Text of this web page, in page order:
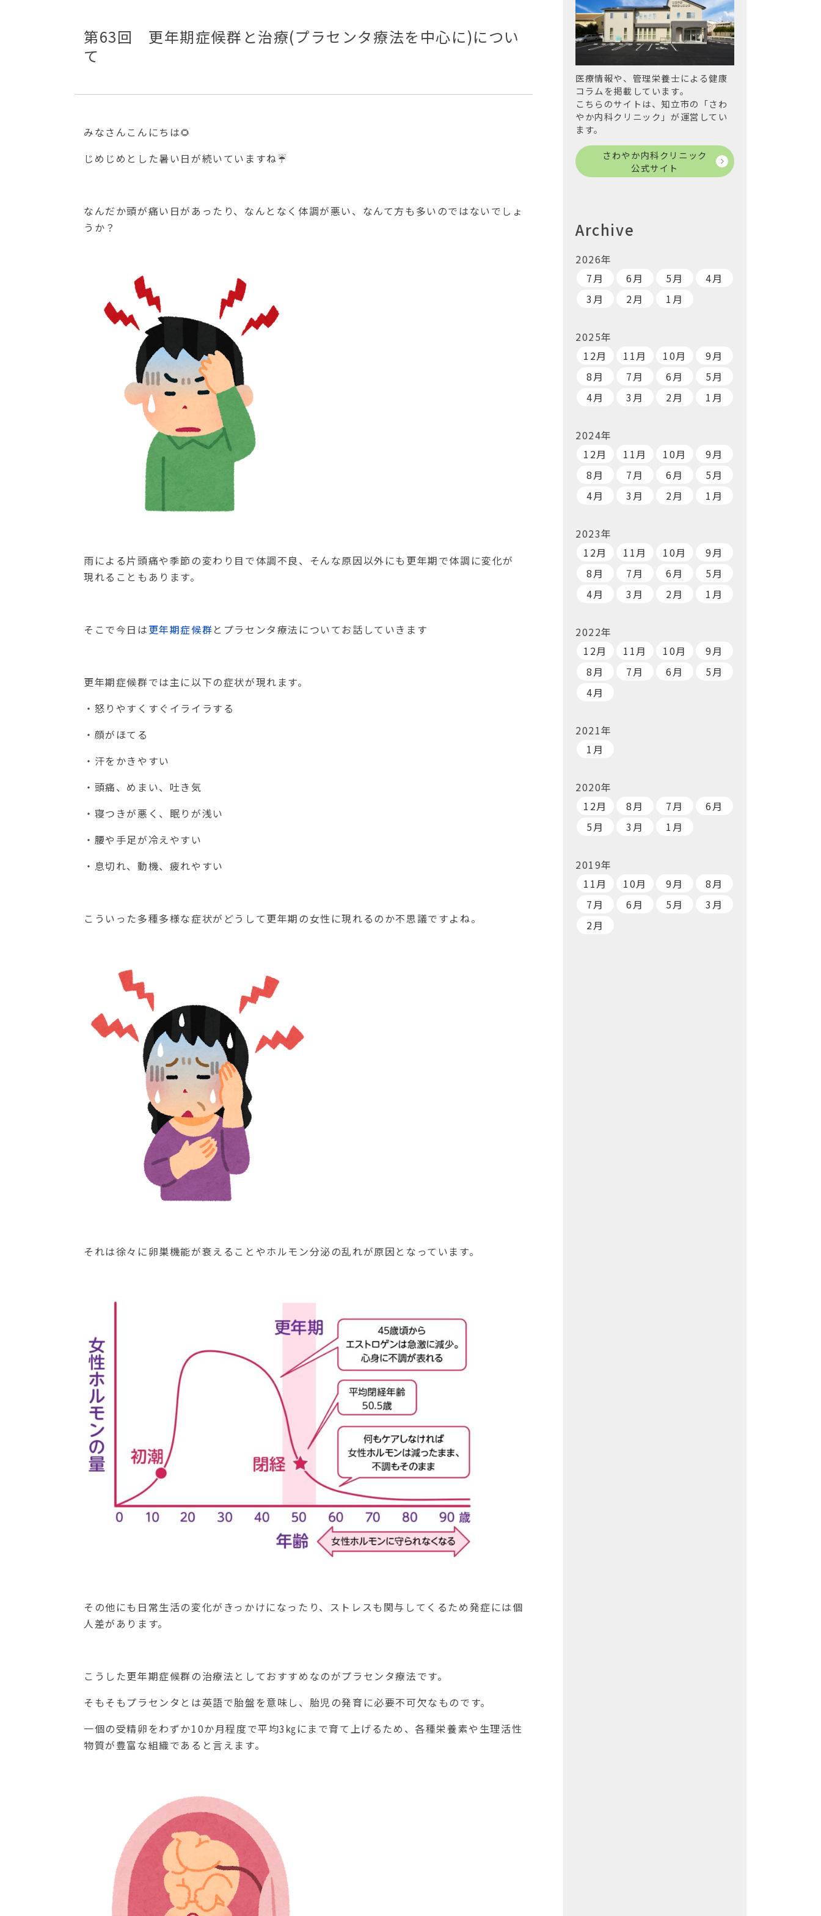
第63回 更年期症候群と治療(プラセンタ療法を中心に)につい
て
みなさんこんにちは🌻
じめじめとした暑い日が続いていますね☔
なんだか頭が痛い日があったり、なんとなく体調が悪い、なんて方も多いのではないでしょ
うか？
雨による片頭痛や季節の変わり目で体調不良、そんな原因以外にも更年期で体調に変化が
現れることもあります。
そこで今日は更年期症候群とプラセンタ療法についてお話していきます
更年期症候群では主に以下の症状が現れます。
・怒りやすくすぐイライラする
・顔がほてる
・汗をかきやすい
・頭痛、めまい、吐き気
・寝つきが悪く、眠りが浅い
・腰や手足が冷えやすい
・息切れ、動機、疲れやすい
こういった多種多様な症状がどうして更年期の女性に現れるのか不思議ですよね。
それは徐々に卵巣機能が衰えることやホルモン分泌の乱れが原因となっています。
その他にも日常生活の変化がきっかけになったり、ストレスも関与してくるため発症には個
人差があります。
こうした更年期症候群の治療法としておすすめなのがプラセンタ療法です。
そもそもプラセンタとは英語で胎盤を意味し、胎児の発育に必要不可欠なものです。
一個の受精卵をわずか10か月程度で平均3㎏にまで育て上げるため、各種栄養素や生理活性
物質が豊富な組織であると言えます。
医療情報や、管理栄養士による健康
コラムを掲載しています。
こちらのサイトは、知立市の「さわ
やか内科クリニック」が運営してい
ます。
さわやか内科クリニック
公式サイト
Archive
2026年
7月
6月 5月
4月
3月
2月 1月
2025年
12月
11月 10月
9月
8月
7月 6月
5月
4月
3月 2月 1月
2024年
12月
11月 10月
9月
8月
7月 6月
5月
4月
3月 2月 1月
2023年
12月
11月 10月
9月
8月
7月 6月
5月
4月
3月 2月 1月
2022年
12月
11月 10月
9月
8月
7月 6月
5月
4月
2021年
1月
2020年
12月
8月 7月
6月
5月
3月 1月
2019年
11月
10月 9月
8月
7月
6月 5月
3月
2月